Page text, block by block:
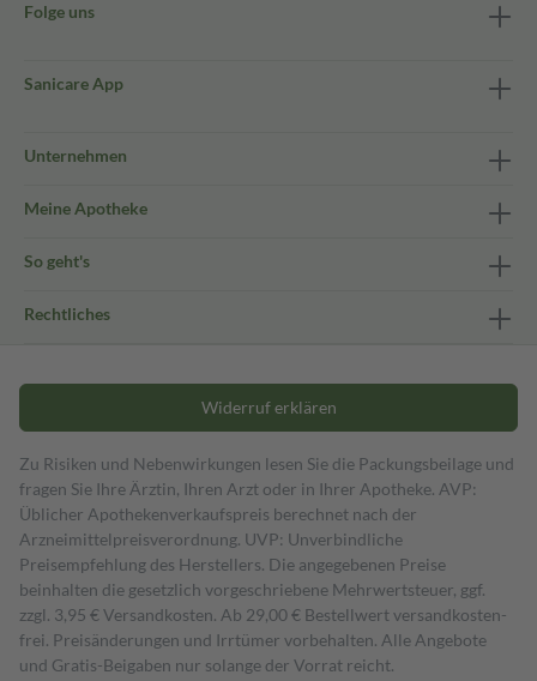
Folge uns
Sanicare App
Unternehmen
Meine Apotheke
So geht's
Rechtliches
Widerruf erklären
Zu Risiken und Nebenwirkungen lesen Sie die Packungsbeilage und
fragen Sie Ihre Ärztin, Ihren Arzt oder in Ihrer Apotheke. AVP:
Üblicher Apothekenverkaufspreis berechnet nach der
Arzneimittelpreisverordnung. UVP: Unverbindliche
Preisempfehlung des Herstellers. Die angegebenen Preise
beinhalten die gesetzlich vorgeschriebene Mehrwertsteuer, ggf.
zzgl. 3,95 € Versandkosten. Ab 29,00 € Bestell­wert versand­kosten­
frei. Preisänderungen und Irrtümer vorbehalten. Alle Angebote
und Gratis-Beigaben nur solange der Vorrat reicht.